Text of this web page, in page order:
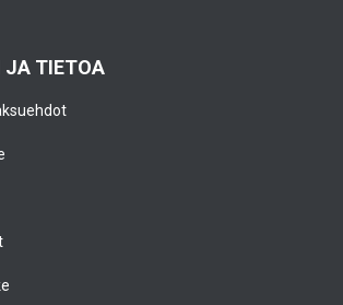
JA TIETOA